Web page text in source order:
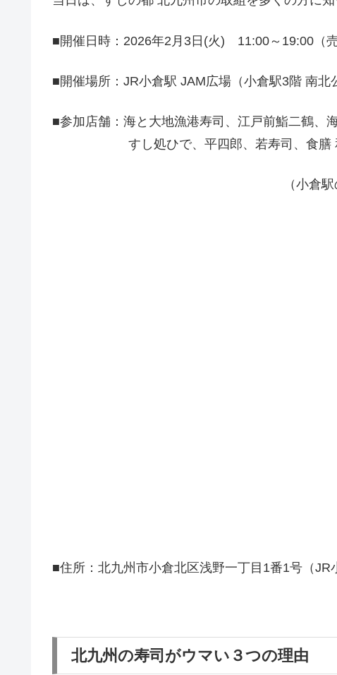
■開催日時：2026年2月3日(火) 11:00～19:00（売
■開催場所：JR小倉駅 JAM広場（小倉駅3階 南北
■参加店舗：海と大地漁港寿司、江戸前鮨二鶴、
すし処ひで、平四郎、若寿司、食膳
（小倉
■住所：北九州市小倉北区浅野一丁目1番1号（JR
北九州の寿司がウマい３つの理由